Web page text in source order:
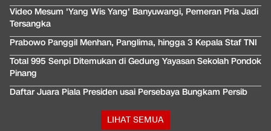
Video Mesum 'Yang Wis Yang' Banyuwangi, Pemeran Pria Jadi
Tersangka
Prabowo Panggil Menhan, Panglima, hingga 3 Kepala Staf TNI
Total 995 Senpi Ditemukan di Gedung Yayasan Sekolah Pondok
Pinang
Daftar Juara Piala Presiden usai Persebaya Bungkam Persib
LIHAT SEMUA